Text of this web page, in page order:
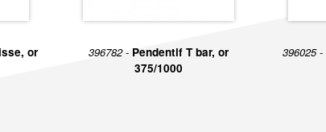
or
396782 - Pendentif T bar, or
375/1000
396025 -